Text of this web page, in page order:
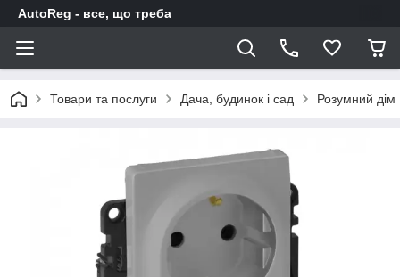
AutoReg - все, що треба
Товари та послуги Дача, будинок і сад Розумний дім